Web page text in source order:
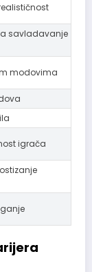
savladavanje
modovima
igrača